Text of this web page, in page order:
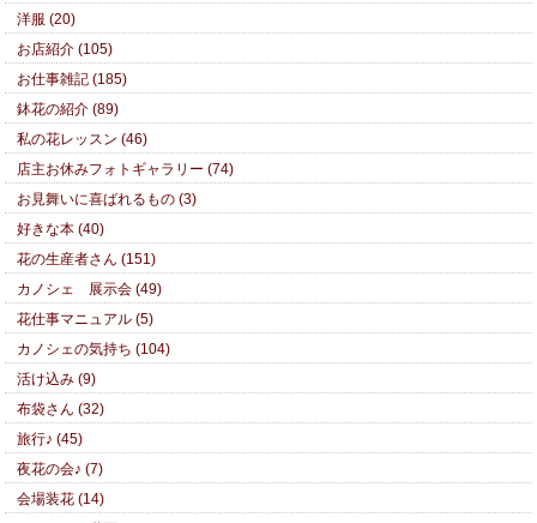
洋服 (20)
お店紹介 (105)
お仕事雑記 (185)
鉢花の紹介 (89)
私の花レッスン (46)
店主お休みフォトギャラリー (74)
お見舞いに喜ばれるもの (3)
好きな本 (40)
花の生産者さん (151)
カノシェ 展示会 (49)
花仕事マニュアル (5)
カノシェの気持ち (104)
活け込み (9)
布袋さん (32)
旅行♪ (45)
夜花の会♪ (7)
会場装花 (14)